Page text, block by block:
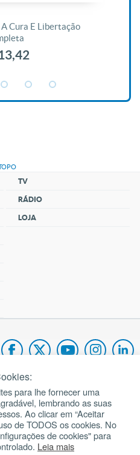
Cura E Libertação
TV
RÁDIO
LOJA
Paulo II
para lhe fornecer uma
lembrando as suas
Ao clicar em “Aceitar
de TODOS os cookies. No
de cookies" para
Leia mais